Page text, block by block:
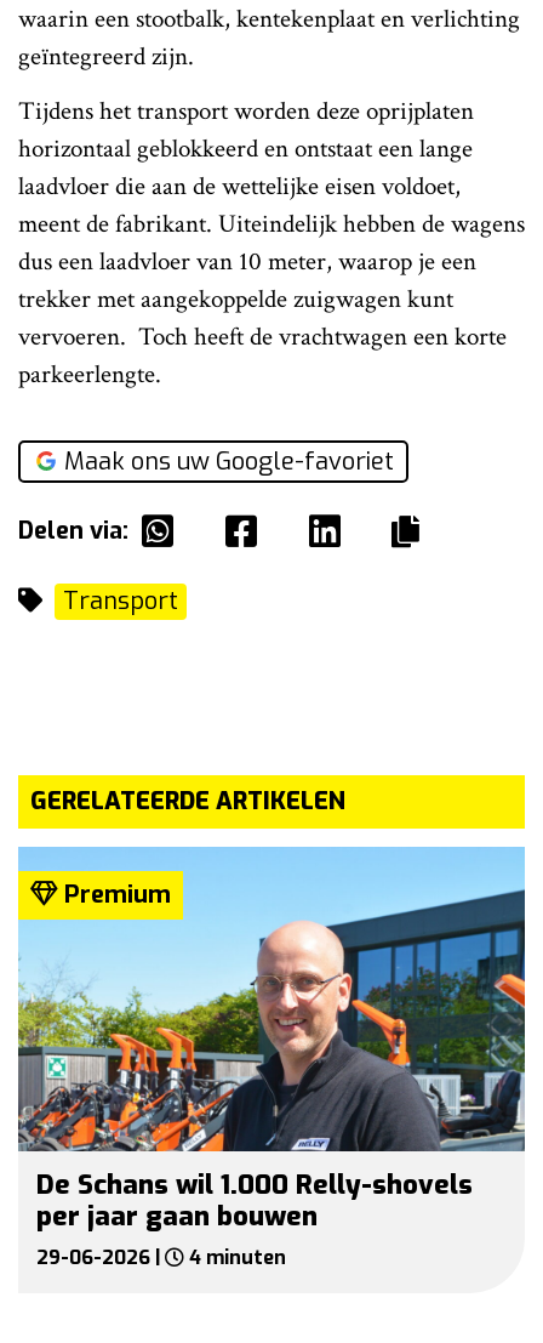
waarin een stootbalk, kentekenplaat en verlichting
geïntegreerd zijn.
Tijdens het transport worden deze oprijplaten
horizontaal geblokkeerd en ontstaat een lange
laadvloer die aan de wettelijke eisen voldoet,
meent de fabrikant. Uiteindelijk hebben de wagens
dus een laadvloer van 10 meter, waarop je een
trekker met aangekoppelde zuigwagen kunt
vervoeren. Toch heeft de vrachtwagen een korte
parkeerlengte.
Maak ons uw Google-favoriet
Delen via:
Transport
GERELATEERDE ARTIKELEN
Premium
De Schans wil 1.000 Relly-shovels
per jaar gaan bouwen
29-06-2026 | 4 minuten